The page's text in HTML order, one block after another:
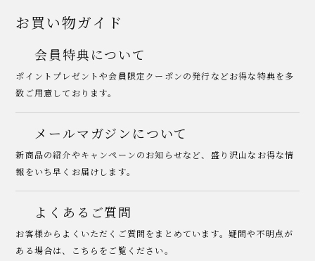
お買い物ガイド
会員特典について
ポイントプレゼントや会員限定クーポンの発行などお得な特典を多
数ご用意しております。
メールマガジンについて
新商品の紹介やキャンペーンのお知らせなど、盛り沢山なお得な情
報をいち早くお届けします。
よくあるご質問
お客様からよくいただくご質問をまとめています。疑問や不明点が
ある場合は、こちらをご覧ください。